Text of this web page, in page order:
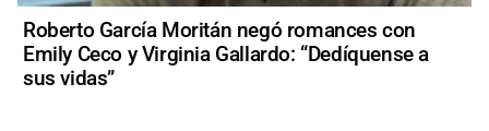
Roberto García Moritán negó romances con
Emily Ceco y Virginia Gallardo: “Dedíquense a
sus vidas”